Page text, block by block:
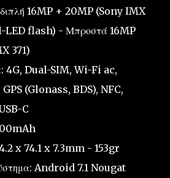
16MP + 20MP (Sony IMX
LED flash) - Μπροστά 16MP
371)
4G, Dual-SIM, Wi-Fi ac,
(Glonass, BDS), NFC,
C
x 74.1 x 7.3mm - 153gr
Android 7.1 Nougat